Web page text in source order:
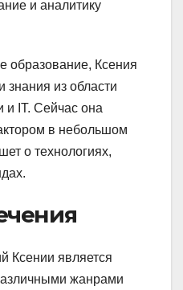
и аналитику
образование, Ксения
знания из области
и IT. Сейчас она
в небольшом
о технологиях,
Ксении является
жанрами